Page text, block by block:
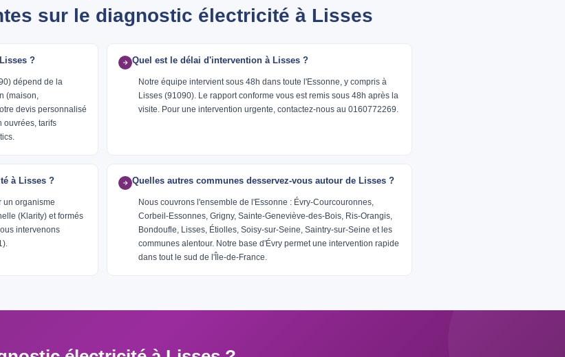
sur le diagnostic électricité à Lisses
?
dépend de la
(maison,
devis personnalisé
ouvrées, tarifs
Quel est le délai d'intervention à Lisses ?
Notre équipe intervient sous 48h dans toute l'Essonne, y compris à
Lisses (91090). Le rapport conforme vous est remis sous 48h après la
visite. Pour une intervention urgente, contactez-nous au 0160772269.
à Lisses ?
un organisme
(Klarity) et formés
intervenons
Quelles autres communes desservez-vous autour de Lisses ?
Nous couvrons l'ensemble de l'Essonne : Évry-Courcouronnes,
Corbeil-Essonnes, Grigny, Sainte-Geneviève-des-Bois, Ris-Orangis,
Bondoufle, Lisses, Étiolles, Soisy-sur-Seine, Saintry-sur-Seine et les
communes alentour. Notre base d'Évry permet une intervention rapide
dans tout le sud de l'Île-de-France.